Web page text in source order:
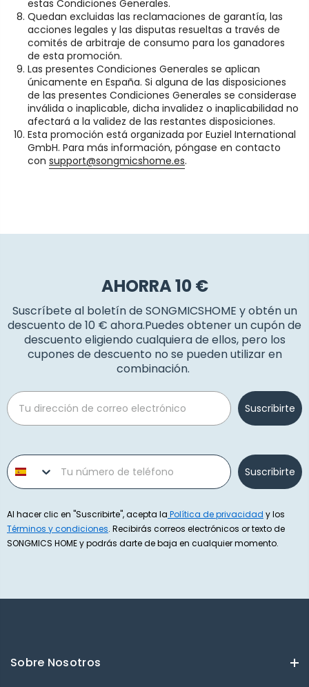
estas Condiciones Generales.
Quedan excluidas las reclamaciones de garantía, las
acciones legales y las disputas resueltas a través de
comités de arbitraje de consumo para los ganadores
de esta promoción.
Las presentes Condiciones Generales se aplican
únicamente en España. Si alguna de las disposiciones
de las presentes Condiciones Generales se considerase
inválida o inaplicable, dicha invalidez o inaplicabilidad no
afectará a la validez de las restantes disposiciones.
Esta promoción está organizada por Euziel International
GmbH. Para más información, póngase en contacto
con support@songmicshome.es.
AHORRA 10 €
Suscríbete al boletín de SONGMICSHOME y obtén un
descuento de 10 € ahora.Puedes obtener un cupón de
descuento eligiendo cualquiera de ellos, pero los
cupones de descuento no se pueden utilizar en
combinación.
Email
Suscribirte
Phone number
Suscribirte
Al hacer clic en "Suscribirte", acepta la Política de privacidad y los
Términos y condiciones. Recibirás correos electrónicos or texto de
SONGMICS HOME y podrás darte de baja en cualquier momento.
Sobre Nosotros